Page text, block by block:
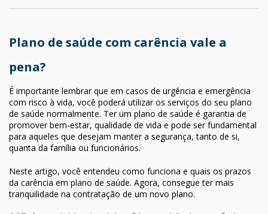
Plano de saúde com carência vale a
pena?
É importante lembrar que em casos de urgência e emergência
com risco à vida, você poderá utilizar os serviços do seu plano
de saúde normalmente. Ter um plano de saúde é garantia de
promover bem-estar, qualidade de vida e pode ser fundamental
para aqueles que desejam manter a segurança, tanto de si,
quanta da família ou funcionários.
Neste artigo, você entendeu como funciona e quais os prazos
da carência em plano de saúde. Agora, consegue ter mais
tranquilidade na contratação de um novo plano.